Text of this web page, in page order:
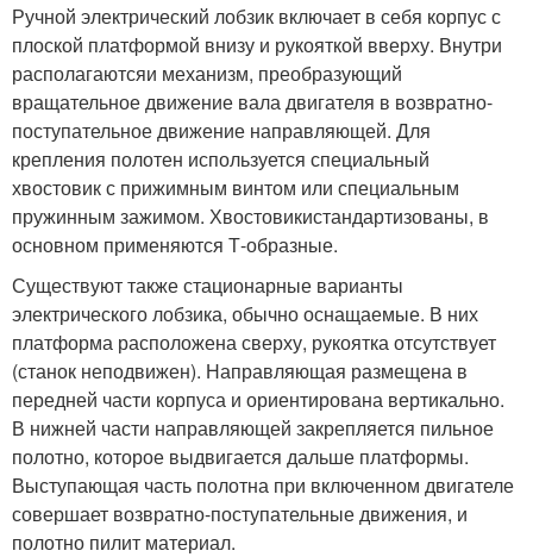
Ручной электрический лобзик включает в себя корпус с
плоской платформой внизу и рукояткой вверху. Внутри
располагаютсяи механизм, преобразующий
вращательное движение вала двигателя в возвратно-
поступательное движение направляющей. Для
крепления полотен используется специальный
хвостовик с прижимным винтом или специальным
пружинным зажимом. Хвостовикистандартизованы, в
основном применяются Т-образные.
Существуют также стационарные варианты
электрического лобзика, обычно оснащаемые. В них
платформа расположена сверху, рукоятка отсутствует
(станок неподвижен). Направляющая размещена в
передней части корпуса и ориентирована вертикально.
В нижней части направляющей закрепляется пильное
полотно, которое выдвигается дальше платформы.
Выступающая часть полотна при включенном двигателе
совершает возвратно-поступательные движения, и
полотно пилит материал.